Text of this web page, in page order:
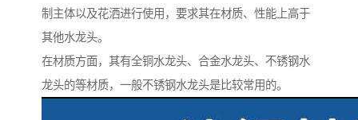
制主体以及花洒进行使用，要求其在材质、性能上高于
其他水龙头。
在材质方面，其有全铜水龙头、合金水龙头、不锈钢水
龙头的等材质，一般不锈钢水龙头是比较常用的。